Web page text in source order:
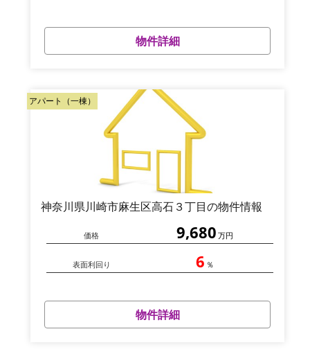
物件詳細
アパート（一棟）
神奈川県川崎市麻生区高石３丁目の物件情報
価格 9,680 万円
表面利回り 6 ％
物件詳細